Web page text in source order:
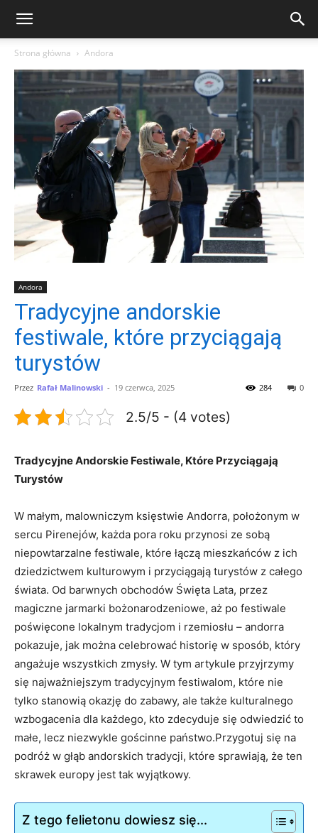
Strona główna Andora
Andora
Tradycyjne andorskie
festiwale, które przyciągają
turystów
Przez Rafał Malinowski - 19 czerwca, 2025 0
284
2.5/5 - (4 votes)
Tradycyjne Andorskie Festiwale, Które Przyciągają⁤
Turystów
W małym, malowniczym księstwie Andorra, położonym w
sercu ‌Pirenejów, każda pora roku przynosi⁢ ze sobą
niepowtarzalne‍ festiwale, które łączą mieszkańców z ich⁤
dziedzictwem kulturowym i przyciągają turystów z całego
świata.⁢ Od barwnych obchodów Święta Lata, przez
magiczne jarmarki bożonarodzeniowe,‌ aż po festiwale‌
poświęcone⁢ lokalnym⁢ tradycjom ⁣i rzemiosłu – andorra
⁣pokazuje, jak można celebrować historię w sposób,​ który
angażuje wszystkich zmysły. ‌W tym artykule ‍przyjrzymy‌
się najważniejszym tradycyjnym⁤ festiwalom, ‍które nie
tylko stanowią​ okazję​ do zabawy, ale także‌ kulturalnego⁣
wzbogacenia ⁤dla każdego, kto zdecyduje ⁤się odwiedzić ⁤to
małe, lecz niezwykle gościnne ​państwo.Przygotuj ‌się na
podróż w​ głąb ‌andorskich tradycji, które sprawiają, że ten​
skrawek ‍europy jest⁣ tak wyjątkowy.
Z tego felietonu dowiesz się...